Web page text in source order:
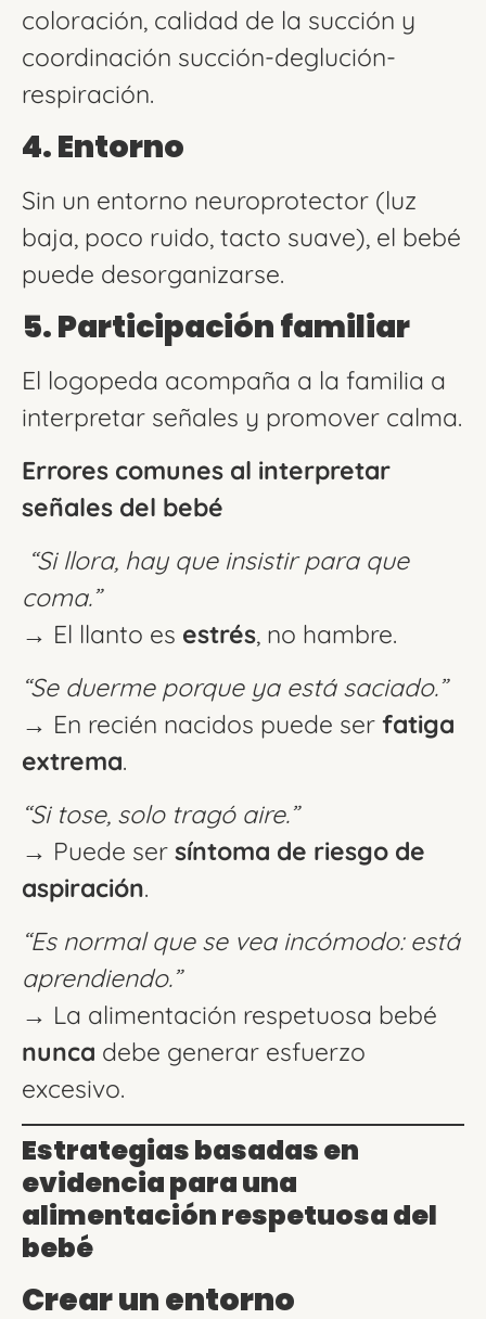
coloración, calidad de la succión y
coordinación succión-deglución-
respiración.
4. Entorno
Sin un entorno neuroprotector (luz
baja, poco ruido, tacto suave), el bebé
puede desorganizarse.
5. Participación familiar
El logopeda acompaña a la familia a
interpretar señales y promover calma.
Errores comunes al interpretar
señales del bebé
“Si llora, hay que insistir para que
coma.”
→ El llanto es estrés, no hambre.
“Se duerme porque ya está saciado.”
→ En recién nacidos puede ser fatiga
extrema.
“Si tose, solo tragó aire.”
→ Puede ser síntoma de riesgo de
aspiración.
“Es normal que se vea incómodo: está
aprendiendo.”
→ La alimentación respetuosa bebé
nunca debe generar esfuerzo
excesivo.
Estrategias basadas en
evidencia para una
alimentación respetuosa del
bebé
Crear un entorno